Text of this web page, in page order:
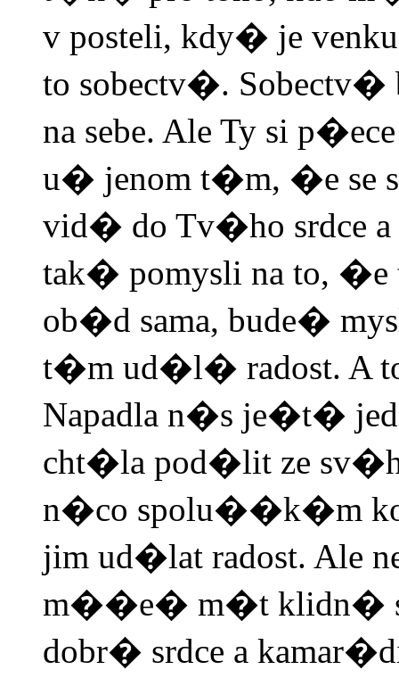
v posteli, kdy� je
to sobectv�. Sobectv�
na sebe. Ale Ty si
u� jenom t�m, �e se
vid� do Tv�ho srdce
tak� pomysli na to,
ob�d sama, bude�
t�m ud�l� radost. A
Napadla n�s je�t�
cht�la pod�lit ze
n�co spolu��k�m
jim ud�lat radost. Ale
m��e� m�t klidn�
dobr� srdce a